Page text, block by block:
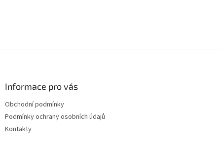
Informace pro vás
Obchodní podmínky
Podmínky ochrany osobních údajů
Kontakty